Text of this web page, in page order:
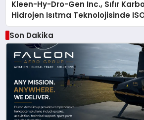
Kleen-Hy-Dro-Gen Inc., Sıfır
Hidrojen Isıtma Teknolojisinde
Düzenleyici Onaylarını Aldı
Son Dakika